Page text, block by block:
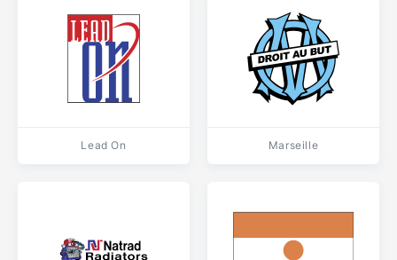
Lead On Marseille